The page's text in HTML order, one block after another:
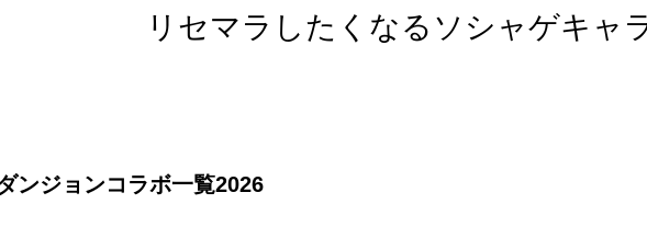
リセマラしたくなるソシャゲキャ
ンジョンコラボ一覧2026